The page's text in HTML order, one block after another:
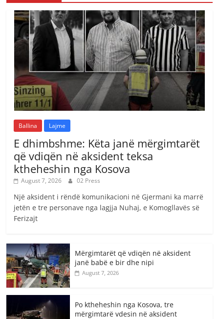
Ballina Lajme
E dhimbshme: Këta janë mërgimtarët
që vdiqën në aksident teksa
ktheheshin nga Kosova
August 7, 2026 02 Press
Një aksident i rëndë komunikacioni në Gjermani ka marrë
jetën e tre personave nga lagjja Nuhaj, e Komogllavës së
Ferizajt
Mërgimtarët që vdiqën në aksident
janë babë e bir dhe nipi
August 7, 2026
Po ktheheshin nga Kosova, tre
mërgimtarë vdesin në aksident